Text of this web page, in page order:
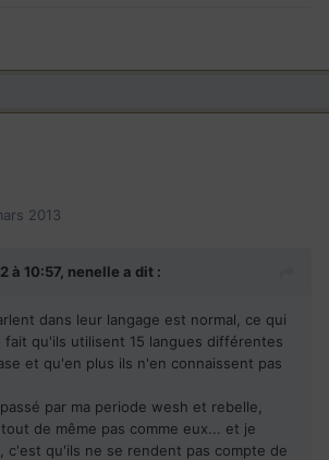
2013
à 10:57, nenelle a dit :
dans leur langage est normal, ce qui
fait qu'ils utilisent 15 langues différentes
et qu'en plus ils n'en connaissent pas
par ma periode wesh et rebelle,
de même pas comme eux... et je
c'est qu'ils ne se rendent pas compte de